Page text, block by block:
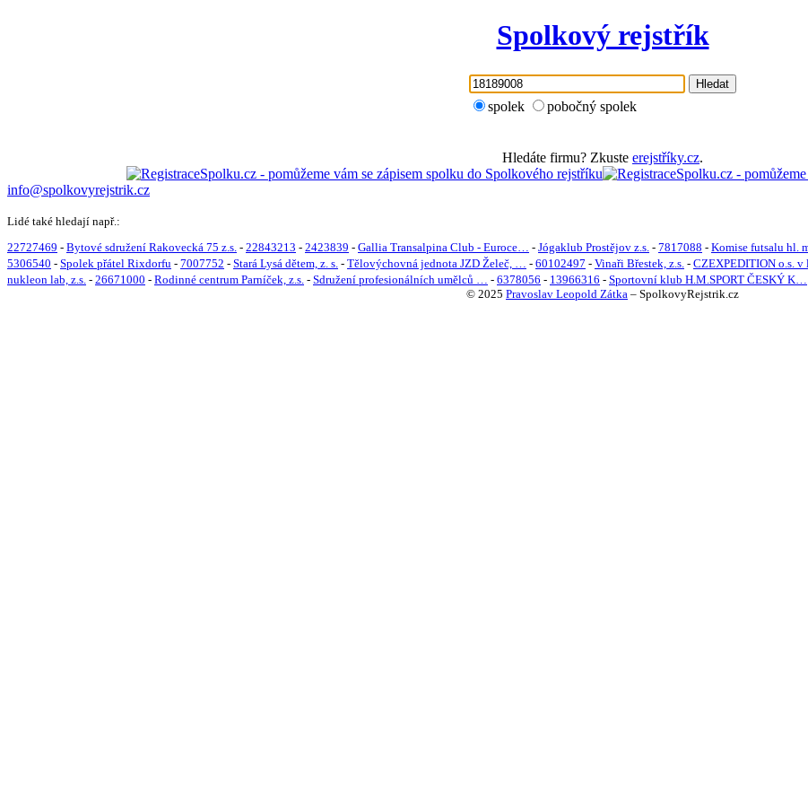
Spolkový rejstřík
Hledat
spolek pobočný spolek
Hledáte firmu? Zkuste erejstříky.cz.
info@spolkovyrejstrik.cz
Lidé také hledají např.:
22727469 - Bytové sdružení Rakovecká 75 z.s. - 22843213 - 2423839 - Gallia Transalpina Club - Euroce… - Jógaklub Prostějov z.s. - 7817088 - Komise futsalu hl.
5306540 - Spolek přátel Rixdorfu - 7007752 - Stará Lysá dětem, z. s. - Tělovýchovná jednota JZD Želeč, … - 60102497 - Vinaři Břestek, z.s. - CZEXPEDITION o.s.
nukleon lab, z.s. - 26671000 - Rodinné centrum Parníček, z.s. - Sdružení profesionálních umělců … - 6378056 - 13966316 - Sportovní klub H.M.SPORT ČESKÝ K…
© 2025 Pravoslav Leopold Zátka – SpolkovyRejstrik.cz